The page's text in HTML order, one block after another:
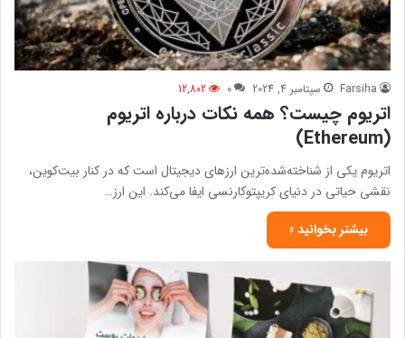
Farsiha سپتامبر 4, 2024 0
12,802
اتریوم چیست؟ همه نکات درباره اتریوم
(Ethereum)
اتریوم یکی از شناخته‌شده‌ترین ارزهای دیجیتال است که در کنار بیت‌کوین،
نقشی حیاتی در دنیای کریپتوکارنسی ایفا می‌کند. این ارز…
بیشتر بخوانید »